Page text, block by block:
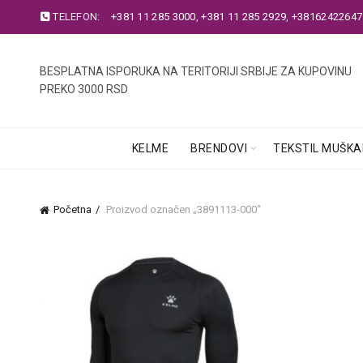
TELEFON: +381 11 285 3000,+381 11 285 2929, +38162422647
BESPLATNA ISPORUKA NA TERITORIJI SRBIJE ZA KUPOVINU
PREKO 3000 RSD
KELME BRENDOVI TEKSTIL
Početna Proizvod označen „3891113-000“